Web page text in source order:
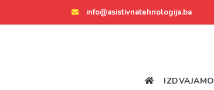
info@asistivnatehnologija.ba
IZDVAJAMO